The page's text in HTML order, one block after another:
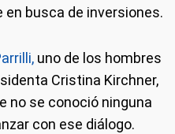
busca de inversiones.
uno de los hombres
Cristina Kirchner,
no se conoció ninguna
con ese diálogo.